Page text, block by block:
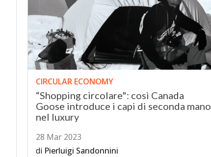
CIRCULAR ECONOMY
“Shopping circolare": così Canada
Goose introduce i capi di seconda mano
nel luxury
28 Mar 2023
di Pierluigi Sandonnini